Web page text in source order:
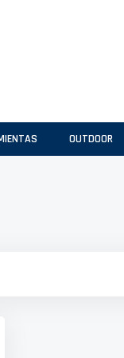
OUTDOOR